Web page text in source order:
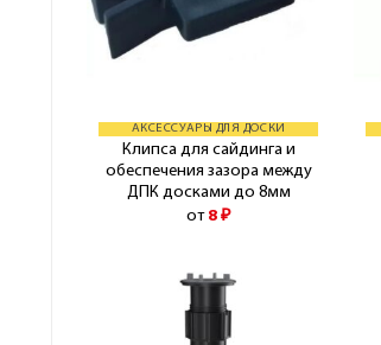
АКСЕССУАРЫ ДЛЯ ДОСКИ
Клипса для сайдинга и
обеспечения зазора между
ДПК досками до 8мм
от 8₽